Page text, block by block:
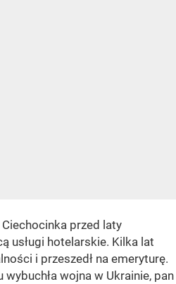
przed laty
usługi hotelarskie. Kilka lat
i przeszedł na emeryturę.
wybuchła wojna w Ukrainie, pan